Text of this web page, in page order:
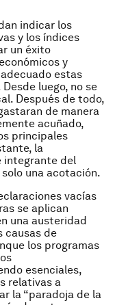
indicar los
y los índices
un éxito
y
estas
luego, no se
Después de todo,
de manera
acuñado,
principales
la
integrante del
una acotación.
vacías
se aplican
una austeridad
causas de
los programas
esenciales,
relativas a
la “paradoja de la